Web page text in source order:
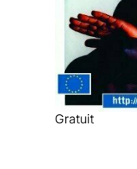
Gratuit